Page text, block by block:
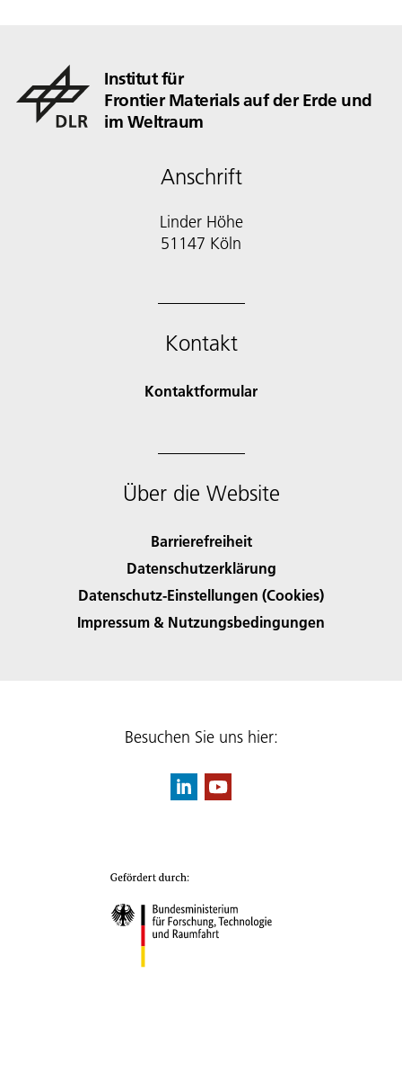
Institut für
Frontier Materials auf der Erde und
im Weltraum
Anschrift
Linder Höhe
51147 Köln
Kontakt
Kontaktformular
Über die Website
Barrierefreiheit
Datenschutzerklärung
Datenschutz-Einstellungen (Cookies)
Impressum & Nutzungsbedingungen
Besuchen Sie uns hier: